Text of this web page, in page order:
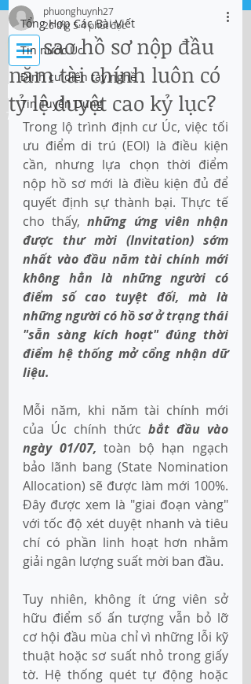
IMMI Centre
Tư vấn Di trú, Doanh Nghiệp và Du Học
Tổng Hợp Các Bài Viết
Tin nước Úc
Định cư diện tay nghề
Tin Tuyển Dụng
Tại sao hồ sơ nộp đầu
năm tài chính luôn có
tỷ lệ duyệt cao kỷ lục?
phuonghuynh27
26 thg 54 phút đọc
Trong lộ trình định cư Úc, việc tối
ưu điểm di trú (EOI) là điều kiện
cần, nhưng lựa chọn thời điểm
nộp hồ sơ mới là điều kiện đủ để
quyết định sự thành bại. Thực tế
cho thấy, những ứng viên nhận
được thư mời (Invitation) sớm
nhất vào đầu năm tài chính mới
không hẳn là những người có
điểm số cao tuyệt đối, mà là
những người có hồ sơ ở trạng thái
"sẵn sàng kích hoạt" đúng thời
điểm hệ thống mở cổng nhận dữ
liệu.
Mỗi năm, khi năm tài chính mới
của Úc chính thức bắt đầu vào
ngày 01/07, toàn bộ hạn ngạch
bảo lãnh bang (State Nomination
Allocation) sẽ được làm mới 100%.
Đây được xem là "giai đoạn vàng"
với tốc độ xét duyệt nhanh và tiêu
chí có phần linh hoạt hơn nhằm
giải ngân lượng suất mời ban đầu.
Tuy nhiên, không ít ứng viên sở
hữu điểm số ấn tượng vẫn bỏ lỡ
cơ hội đầu mùa chỉ vì những lỗi kỹ
thuật hoặc sơ suất nhỏ trong giấy
tờ. Hệ thống quét tự động hoặc